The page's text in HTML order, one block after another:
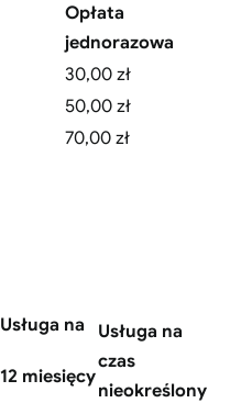
Opłata
jednorazowa
30,00 zł
50,00 zł
70,00 zł
Usługa na
12 miesięcy
Usługa na
czas
nieokreślony